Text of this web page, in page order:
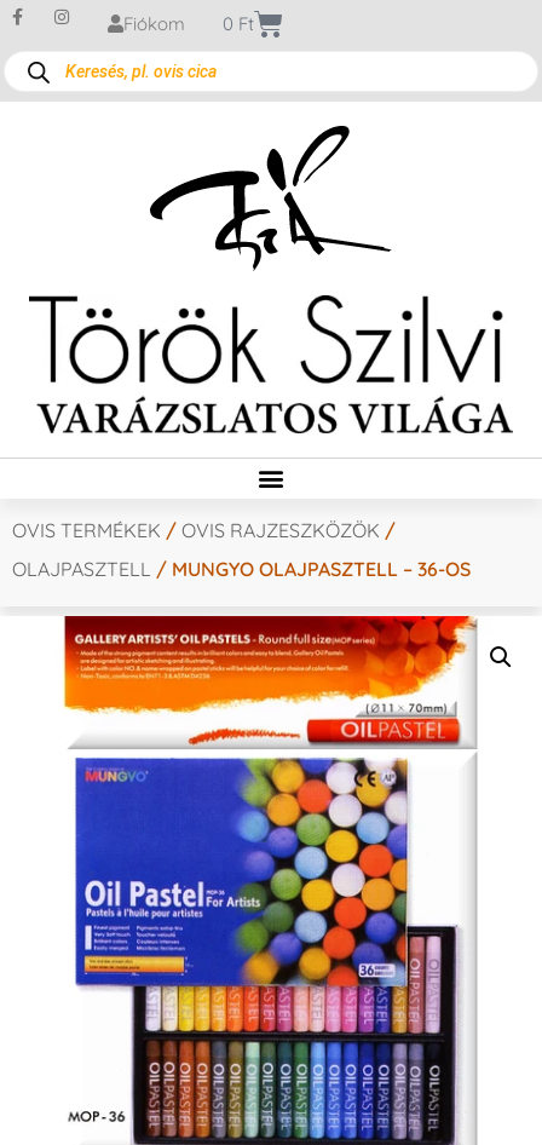
Fiókom 0 Ft
OVIS TERMÉKEK / OVIS RAJZESZKÖZÖK /
OLAJPASZTELL / MUNGYO OLAJPASZTELL – 36-OS